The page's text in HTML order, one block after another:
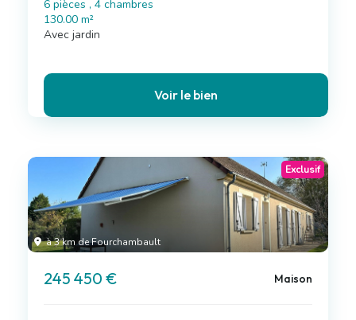
6 pièces , 4 chambres
130.00 m²
Avec jardin
Voir le bien
à 3 km de Fourchambault
Exclusif
245 450 € Maison